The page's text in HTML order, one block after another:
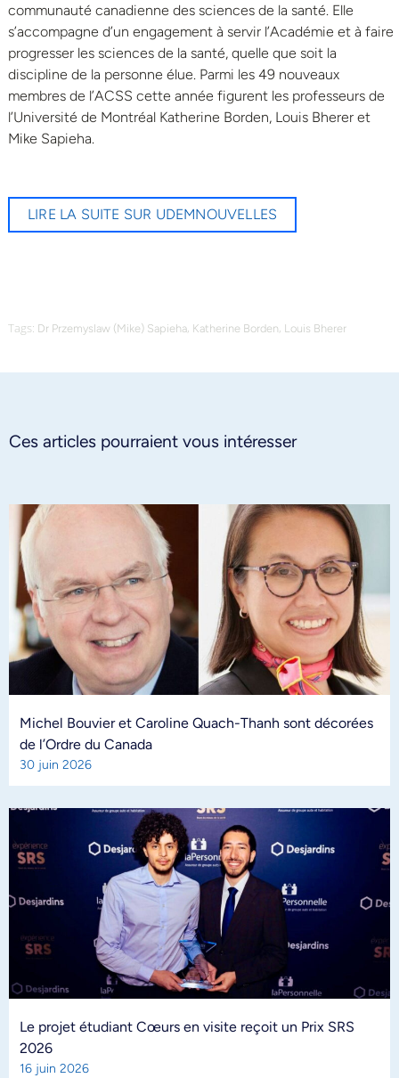
communauté canadienne des sciences de la santé. Elle
s’accompagne d’un engagement à servir l’Académie et à faire
progresser les sciences de la santé, quelle que soit la
discipline de la personne élue. Parmi les 49 nouveaux
membres de l’ACSS cette année figurent les professeurs de
l’Université de Montréal Katherine Borden, Louis Bherer et
Mike Sapieha.
LIRE LA SUITE SUR UDEMNOUVELLES
Tags: Dr Przemyslaw (Mike) Sapieha, Katherine Borden, Louis Bherer
Ces articles pourraient vous intéresser
Michel Bouvier et Caroline Quach-Thanh sont décorées
de l’Ordre du Canada
30 juin 2026
Le projet étudiant Cœurs en visite reçoit un Prix SRS
2026
16 juin 2026